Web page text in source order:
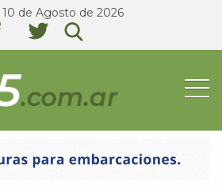
10 de Agosto de 2026
texto texto